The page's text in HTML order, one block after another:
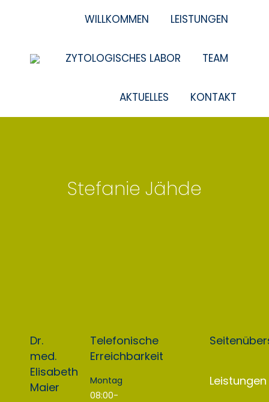
WILLKOMMEN LEISTUNGEN
ZYTOLOGISCHES LABOR TEAM
AKTUELLES KONTAKT
Stefanie Jähde
Dr.
med.
Elisabeth
Maier
Telefonische
Erreichbarkeit
Montag
08:00-
Leistungen